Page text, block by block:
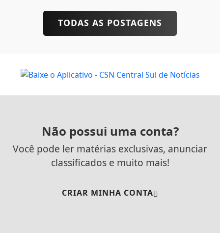
TODAS AS POSTAGENS
Não possui uma conta?
Você pode ler matérias exclusivas, anunciar
classificados e muito mais!
CRIAR MINHA CONTA